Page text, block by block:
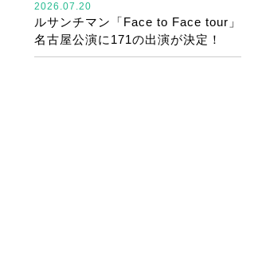
2026.07.20
ルサンチマン「Face to Face tour」
名古屋公演に171の出演が決定！